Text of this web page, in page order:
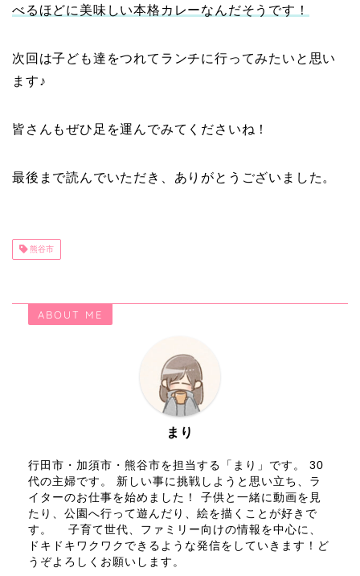
べるほどに美味しい本格カレーなんだそうです！
次回は子ども達をつれてランチに行ってみたいと思い
ます♪
皆さんもぜひ足を運んでみてくださいね！
最後まで読んでいただき、ありがとうございました。
熊谷市
ABOUT ME
まり
行田市・加須市・熊谷市を担当する「まり」です。 30
代の主婦です。 新しい事に挑戦しようと思い立ち、ラ
イターのお仕事を始めました！ 子供と一緒に動画を見
たり、公園へ行って遊んだり、絵を描くことが好きで
す。 子育て世代、ファミリー向けの情報を中心に、
ドキドキワクワクできるような発信をしていきます！ど
うぞよろしくお願いします。